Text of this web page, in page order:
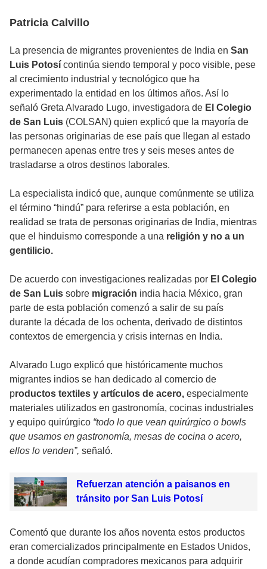
Patricia Calvillo
La presencia de migrantes provenientes de India en San
Luis Potosí continúa siendo temporal y poco visible, pese
al crecimiento industrial y tecnológico que ha
experimentado la entidad en los últimos años. Así lo
señaló Greta Alvarado Lugo, investigadora de El Colegio
de San Luis (COLSAN) quien explicó que la mayoría de
las personas originarias de ese país que llegan al estado
permanecen apenas entre tres y seis meses antes de
trasladarse a otros destinos laborales.
La especialista indicó que, aunque comúnmente se utiliza
el término “hindú” para referirse a esta población, en
realidad se trata de personas originarias de India, mientras
que el hinduismo corresponde a una religión y no a un
gentilicio.
De acuerdo con investigaciones realizadas por El Colegio
de San Luis sobre migración india hacia México, gran
parte de esta población comenzó a salir de su país
durante la década de los ochenta, derivado de distintos
contextos de emergencia y crisis internas en India.
Alvarado Lugo explicó que históricamente muchos
migrantes indios se han dedicado al comercio de
productos textiles y artículos de acero, especialmente
materiales utilizados en gastronomía, cocinas industriales
y equipo quirúrgico “todo lo que vean quirúrgico o bowls
que usamos en gastronomía, mesas de cocina o acero,
ellos lo venden”, señaló.
Refuerzan atención a paisanos en
tránsito por San Luis Potosí
Comentó que durante los años noventa estos productos
eran comercializados principalmente en Estados Unidos,
a donde acudían compradores mexicanos para adquirir